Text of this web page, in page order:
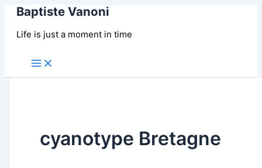
AllerBaptiste Vanoni
Life is just a moment in time
Main
cyanotype Bretagne